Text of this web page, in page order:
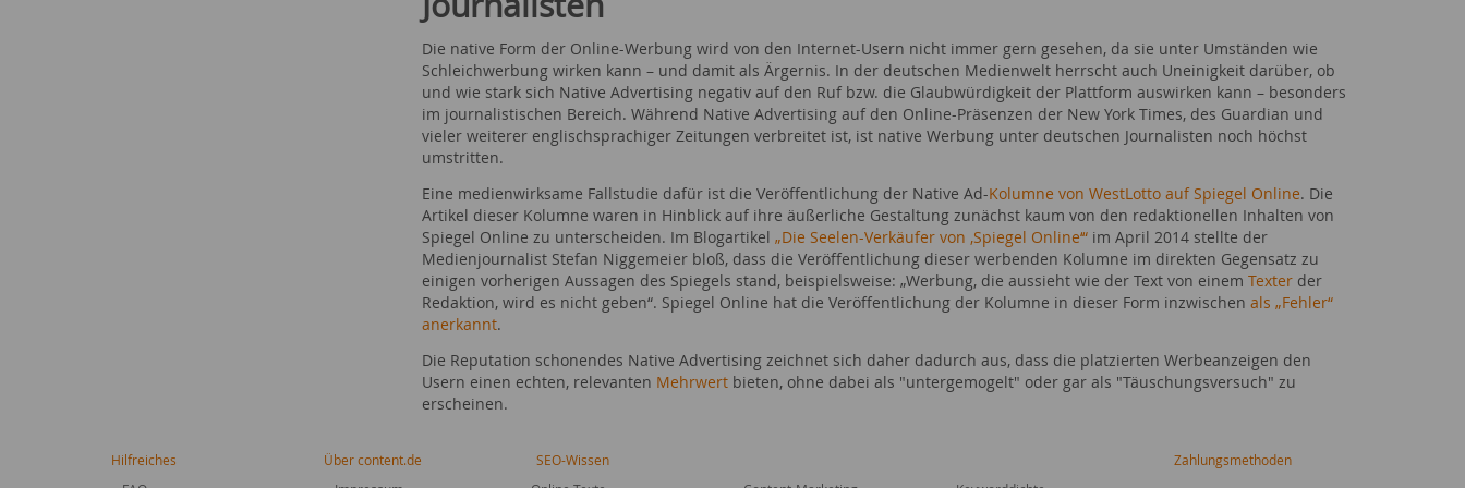
Die native Form der Online-Werbung wird von den Internet-Usern nicht immer gern gesehen, da sie unter Umständen wie
Schleichwerbung wirken kann – und damit als Ärgernis. In der deutschen Medienwelt herrscht auch Uneinigkeit darüber, ob
und wie stark sich Native Advertising negativ auf den Ruf bzw. die Glaubwürdigkeit der Plattform auswirken kann – besonders
im journalistischen Bereich. Während Native Advertising auf den Online-Präsenzen der New York Times, des Guardian und
vieler weiterer englischsprachiger Zeitungen verbreitet ist, ist native Werbung unter deutschen Journalisten noch höchst
umstritten.
Eine medienwirksame Fallstudie dafür ist die Veröffentlichung der Native Ad-Kolumne von WestLotto auf Spiegel Online. Die
Artikel dieser Kolumne waren in Hinblick auf ihre äußerliche Gestaltung zunächst kaum von den redaktionellen Inhalten von
Spiegel Online zu unterscheiden. Im Blogartikel „Die Seelen-Verkäufer von ‚Spiegel Online‘“ im April 2014 stellte der
Medienjournalist Stefan Niggemeier bloß, dass die Veröffentlichung dieser werbenden Kolumne im direkten Gegensatz zu
einigen vorherigen Aussagen des Spiegels stand, beispielsweise: „Werbung, die aussieht wie der Text von einem Texter der
Redaktion, wird es nicht geben“. Spiegel Online hat die Veröffentlichung der Kolumne in dieser Form inzwischen als „Fehler“
anerkannt.
Die Reputation schonendes Native Advertising zeichnet sich daher dadurch aus, dass die platzierten Werbeanzeigen den
Usern einen echten, relevanten Mehrwert bieten, ohne dabei als "untergemogelt" oder gar als "Täuschungsversuch" zu
erscheinen.
Hilfreiches
Über content.de
SEO-Wissen
Zahlungsmethoden